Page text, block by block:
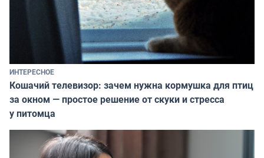
ИНТЕРЕСНОЕ
Кошачий телевизор: зачем нужна кормушка для птиц
за окном — простое решение от скуки и стресса
у питомца